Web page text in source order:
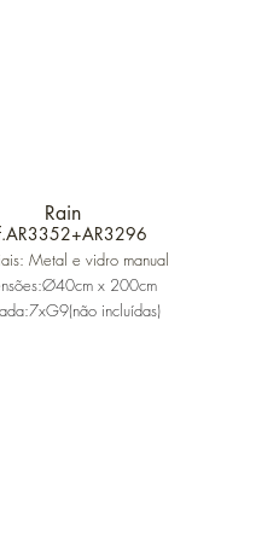
Rain
Metal e vidro manual
x 200cm
incluídas)